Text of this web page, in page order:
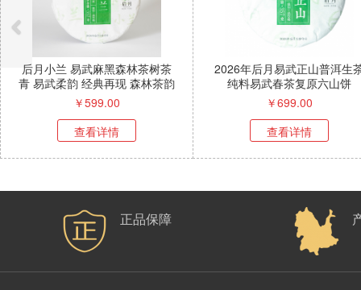
后月小兰 易武麻黑森林茶树茶
青 易武柔韵 经典再现 森林茶韵
清甜瞬透
￥599.00
查看详情
2026年后月易武正山普洱生
纯料易武春茶复原六山饼
￥699.00
查看详情
正品保障